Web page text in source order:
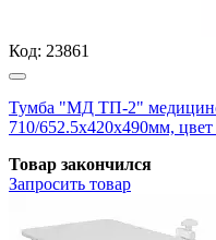
Код: 23861
Тумба "МД ТП-2"
710/652.5x420x490мм,
Товар закончился
Запросить товар